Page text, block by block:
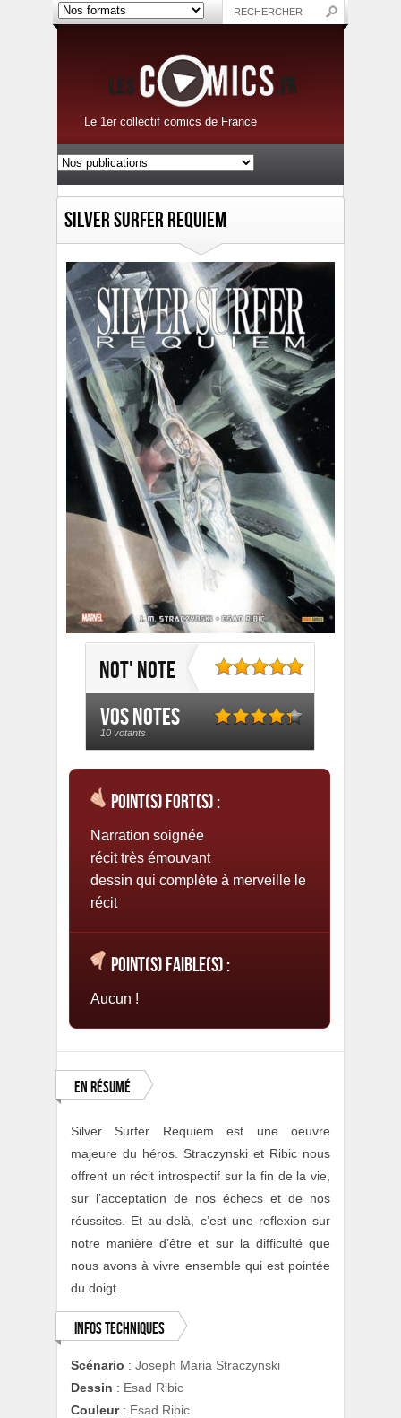
Le 1er collectif comics de France
Silver Surfer Requiem
Not' note
Vos notes
10 votants
Point(s) fort(s) :
Narration soignée
récit très émouvant
dessin qui complète à merveille le
récit
Point(s) faible(s) :
Aucun !
En résumé
Silver Surfer Requiem est une oeuvre
majeure du héros. Straczynski et Ribic nous
offrent un récit introspectif sur la fin de la vie,
sur l’acceptation de nos échecs et de nos
réussites. Et au-delà, c’est une reflexion sur
notre manière d’être et sur la difficulté que
nous avons à vivre ensemble qui est pointée
du doigt.
Infos techniques
Scénario : Joseph Maria Straczynski
Dessin : Esad Ribic
Couleur: Esad Ribic